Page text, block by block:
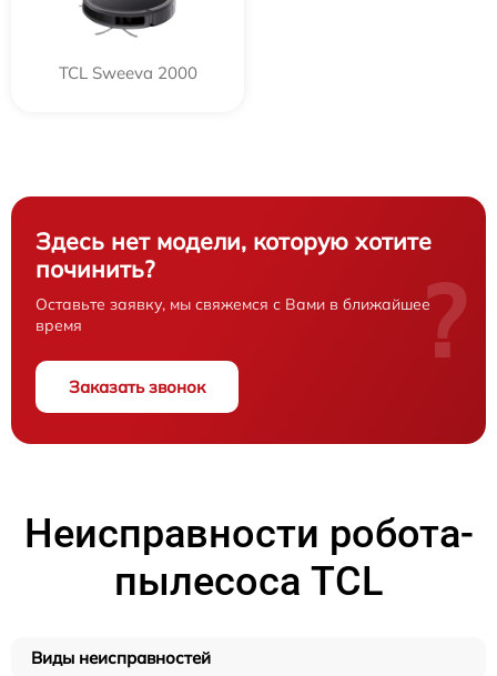
TCL Sweeva 2000
Здесь нет модели, которую хотите
починить?
Оставьте заявку, мы свяжемся с Вами в ближайшее
время
Заказать звонок
?
Неисправности робота-
пылесоса TCL
Виды неисправностей